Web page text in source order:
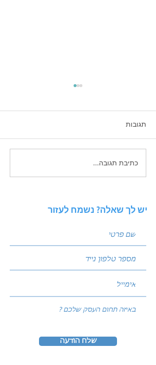
ניתוח סביבה באמצעות מודל
תגובות
כתיבת תגובה...
יש לך שאלה? נשמח לעזור
שלח הודעה